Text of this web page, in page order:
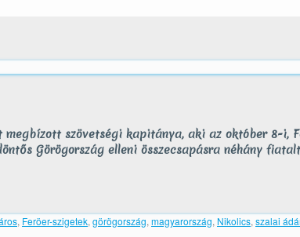
szövetségi kapitánya, aki az október 8-i,
Görögország elleni összecsapásra néhány
, Feröer-szigetek, görögország, magyarország, Nikolics, szalai